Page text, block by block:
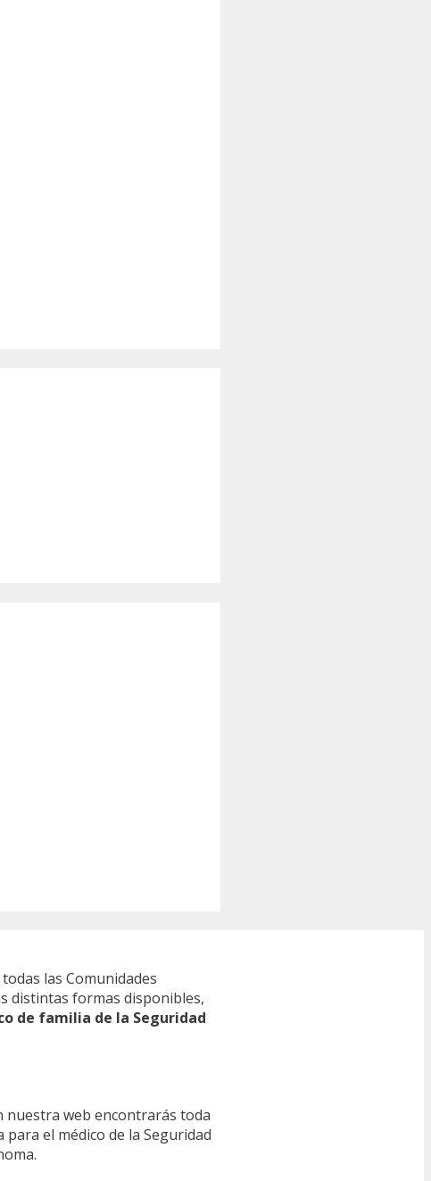
las Comunidades
distintas formas disponibles,
de familia de la Seguridad
nuestra web encontrarás toda
el médico de la Seguridad